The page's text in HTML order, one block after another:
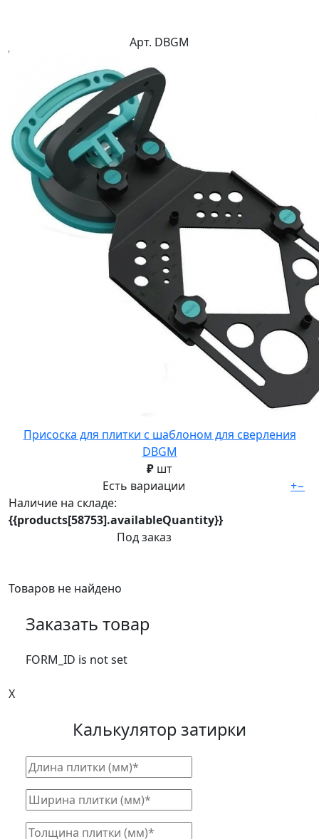
Арт. DBGM
Присоска для плитки с шаблоном для сверления
DBGM
₽ шт
Есть вариации
Наличие на складе:
{{products[58753].availableQuantity}}
Под заказ
+−
Товаров не найдено
Заказать товар
FORM_ID is not set
X
Калькулятор затирки